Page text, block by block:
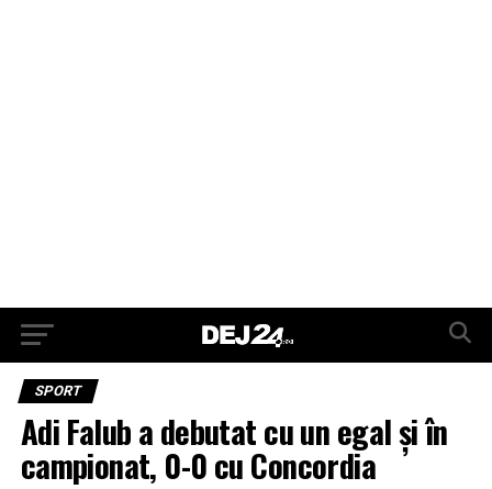
SPORT
Adi Falub a debutat cu un egal și în
campionat, 0-0 cu Concordia